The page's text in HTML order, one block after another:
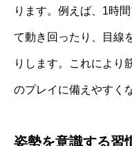
ります。例えば、1時
て動き回ったり、目線
りします。これにより
のプレイに備えやすく
姿勢を意識する習